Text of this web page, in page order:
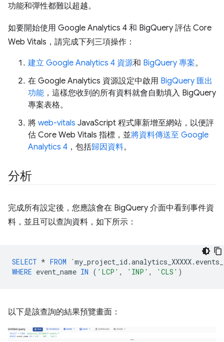
功能和彈性都難以超越。
如要開始使用 Google Analytics 4 和 BigQuery 評估 Core
Web Vitals，請完成下列三項操作：
建立 Google Analytics 4 資源和 BigQuery 專案。
在 Google Analytics 資源設定中啟用 BigQuery 匯出
功能 ，這樣您收到的所有資料就會自動填入 BigQuery
專案表格。
將 web-vitals JavaScript 程式庫新增至網站，以便評
估 Core Web Vitals 指標，並將資料傳送至 Google
Analytics 4 ，包括歸因資料。
分析
完成所有設定後，您應該會在 BigQuery 介面中看到事件資
料，並且可以查詢資料，如下所示：
SELECT * FROM `my_project_id .analytics_XXXXX. events_
WHERE event_name IN ( 'LCP' , 'INP' , 'CLS' )
以下是該查詢的結果預覽畫面：